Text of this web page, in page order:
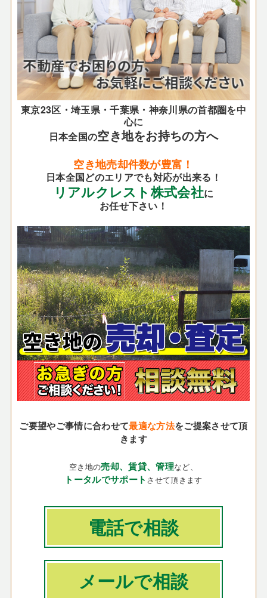
東京23区・埼玉県・千葉県・神奈川県の首都圏を中
心に
日本全国の空き地をお持ちの方へ
空き地売却件数が豊富！
日本全国どのエリアでも対応が出来る！
リアルクレスト株式会社に
お任せ下さい！
ご要望やご事情に合わせて最適な方法をご提案させて頂
きます
空き地の売却、賃貸、管理など、
トータルでサポート させて頂きます
電話で相談
メールで相談